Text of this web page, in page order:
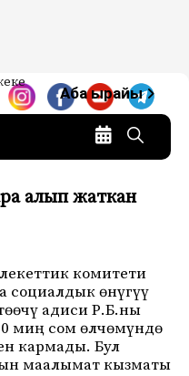
—
Аба ырайы
алып жаткан
комитети
социалдык өнүгүү
адиси Р.Б.ны
миң сом өлчөмүндө
кармады. Бул
маалымат кызматы